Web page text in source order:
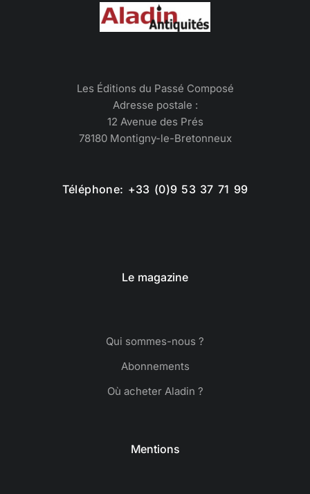
Les Éditions du Passé Composé
Adresse postale :
12 Avenue des Prés
78180 Montigny-le-Bretonneux
Téléphone: +33 (0)9 53 37 71 99
Le magazine
Qui sommes-nous ?
Abonnements
Où acheter Aladin ?
Mentions